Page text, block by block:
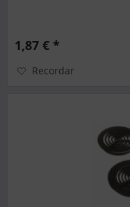
1,87 € *
Recordar